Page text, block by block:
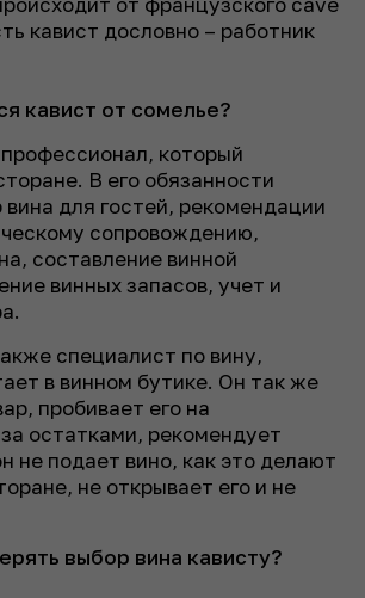
кавист дословно – работник
кавист от сомелье?
который
В его обязанности
вина для гостей, рекомендации
сопровождению,
составление винной
винных запасов, учет и
специалист по вину,
в винном бутике. Он так же
пробивает его на
остатками, рекомендует
не подает вино, как это делают
не открывает его и не
выбор вина кависту?